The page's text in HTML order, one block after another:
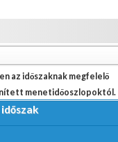
az időszaknak megfelelő
menetidőoszlopoktól.